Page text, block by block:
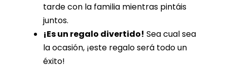
tarde con la familia mientras pintáis
juntos.
¡Es un regalo divertido! Sea cual sea
la ocasión, ¡este regalo será todo un
éxito!